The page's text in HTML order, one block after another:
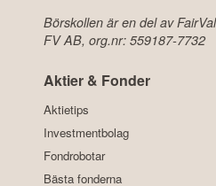
Börskollen är en del av
FV AB, org.nr: 559187-7732
Aktier & Fonder
Aktietips
Investmentbolag
Fondrobotar
Bästa fonderna